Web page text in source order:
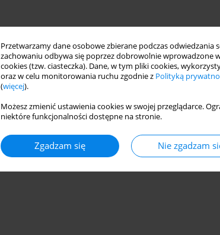
Przetwarzamy dane osobowe zbierane podczas
zachowaniu odbywa się poprzez dobrowolnie wprowadzone
cookies (tzw. ciasteczka). Dane, w tym pliki cookies,
oraz w celu monitorowania ruchu zgodnie z Polityką
(więcej).
Możesz zmienić ustawienia cookies w swojej przeglądarce.
niektóre funkcjonalności dostępne na stronie.
Zgadzam się Nie zgadzam